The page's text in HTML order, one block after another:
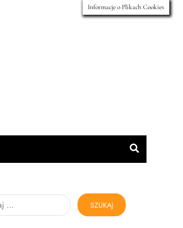
Informacje o Plikach Cookies